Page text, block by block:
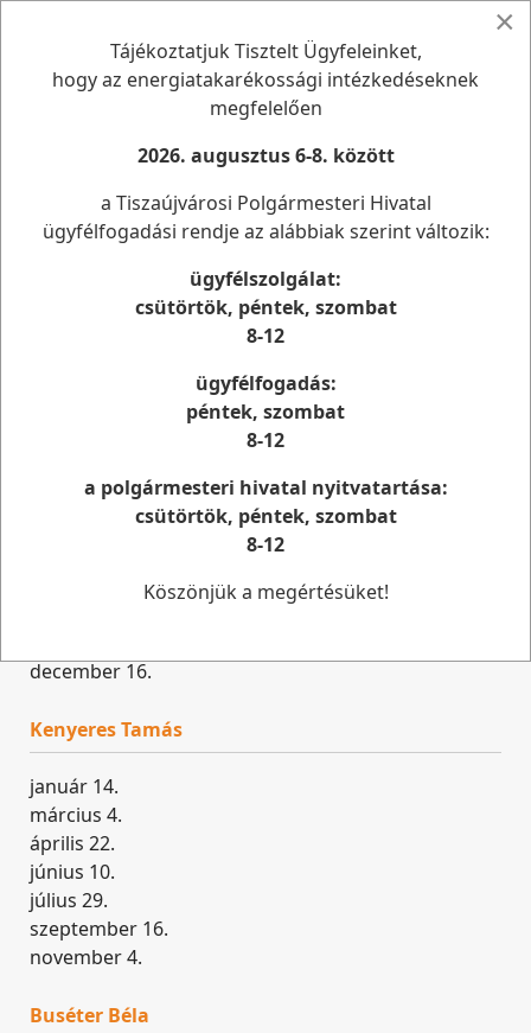
október 14.
december 2.
április 8.
május 27.
szeptember 2.
február 25.
december 16.
Kenyeres Tamás
január 14.
március 4.
április 22.
június 10.
július 29.
szeptember 16.
november 4.
Buséter Béla
×
Tájékoztatjuk Tisztelt Ügyfeleinket,
hogy az energiatakarékossági intézkedéseknek
megfelelően
2026. augusztus 6-8. között
a Tiszaújvárosi Polgármesteri Hivatal
ügyfélfogadási rendje az alábbiak szerint változik:
ügyfélszolgálat:
csütörtök, péntek, szombat
8-12
ügyfélfogadás:
péntek, szombat
8-12
a polgármesteri hivatal nyitvatartása:
csütörtök, péntek, szombat
8-12
Köszönjük a megértésüket!